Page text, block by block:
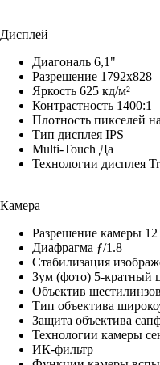
Дисплей
Диагональ 6,1"
Разрешение 1792x828
Яркость 625 кд/м²
Контрастность 1400:1
Плотность пикселей
Тип дисплея IPS
Multi-Touch Да
Технологии дисплея
Камера
Разрешение камеры
Диафрагма ƒ/1.8
Стабилизация
Зум (фото) 5-кратный
Объектив
Тип объектива
Защита объектива
Технологии камеры
ИК-фильтр